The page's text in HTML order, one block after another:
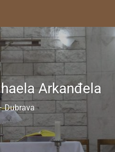
Arkanđela
Dubrava